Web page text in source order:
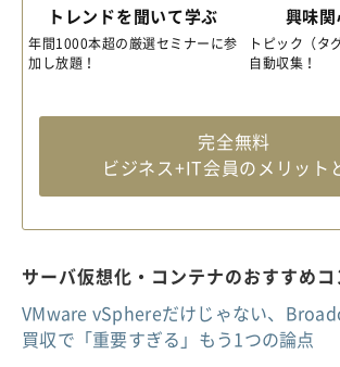
トレンドを聞いて学ぶ
年間1000本超の厳選セミナーに参
加し放題！
興味
トピック（タ
自動収集！
完全無料
ビジネス+IT会員のメリット
サーバ仮想化・コンテナのおすすめ
VMware vSphereだけじゃない、
買収で「重要すぎる」もう1つの論点